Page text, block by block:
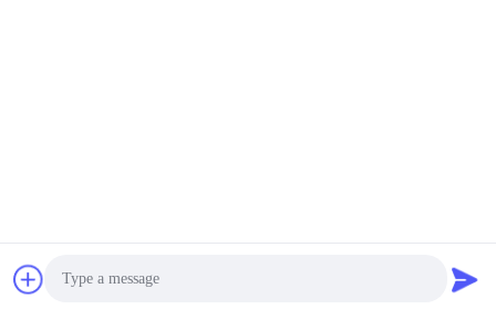
Çin iyi. Kalite Toner Kartuşu Tedarikçi. telif hakkı © 2016-2026
HongTai Office Accessories Ltd . Tüm Hakları saklıdır.